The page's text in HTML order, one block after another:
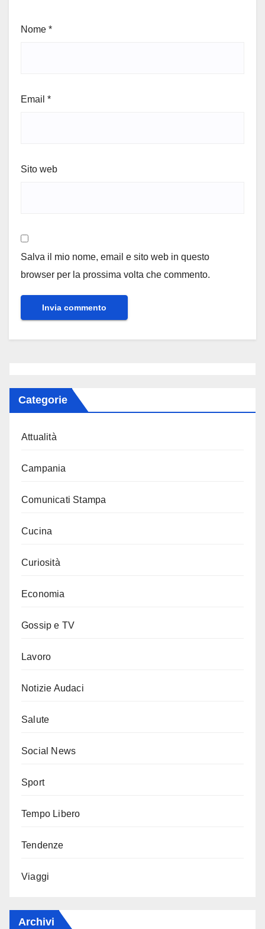
Nome *
Email *
Sito web
Salva il mio nome, email e sito web in questo
browser per la prossima volta che commento.
Categorie
Attualità
Campania
Comunicati Stampa
Cucina
Curiosità
Economia
Gossip e TV
Lavoro
Notizie Audaci
Salute
Social News
Sport
Tempo Libero
Tendenze
Viaggi
Archivi